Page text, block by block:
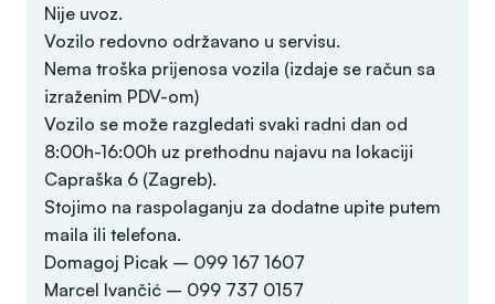
Nije uvoz.
Vozilo redovno održavano u servisu.
Nema troška prijenosa vozila (izdaje se račun sa
izraženim PDV-om)
Vozilo se može razgledati svaki radni dan od
8:00h-16:00h uz prethodnu najavu na lokaciji
Capraška 6 (Zagreb).
Stojimo na raspolaganju za dodatne upite putem
maila ili telefona.
Domagoj Picak – 099 167 1607
Marcel Ivančić – 099 737 0157